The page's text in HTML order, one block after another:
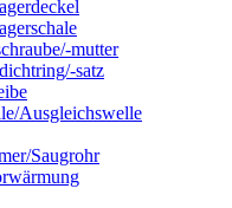
mutter
satz
Ausgleichswelle
Saugrohr